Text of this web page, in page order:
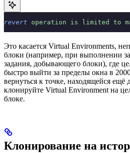
revert operation is limited to
Это касается Virtual Environments,
блоки (например, при выполнении
задания, добывающего блоки), где
быстро выйти за пределы окна в
вернуться к точке, находящейся ещё
клонируйте Virtual Environment на
блоке.
Клонирование на